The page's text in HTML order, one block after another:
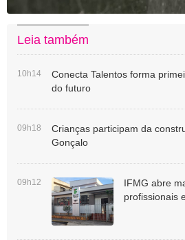
Leia também
10h14
Conecta Talentos forma
do futuro
09h18
Crianças participam da
Gonçalo
09h12
IFMG abre
profissionais